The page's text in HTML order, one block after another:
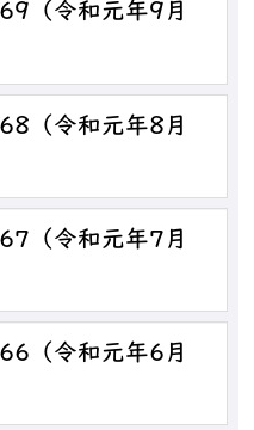
（令和元年9月
（令和元年8月
（令和元年7月
（令和元年6月